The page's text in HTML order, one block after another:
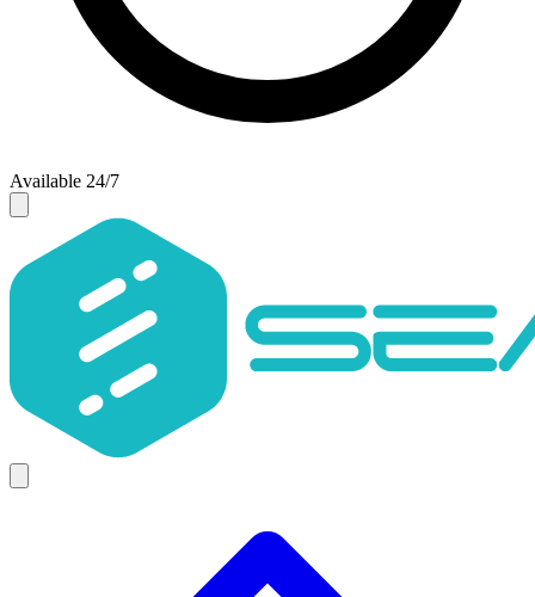
Available 24/7